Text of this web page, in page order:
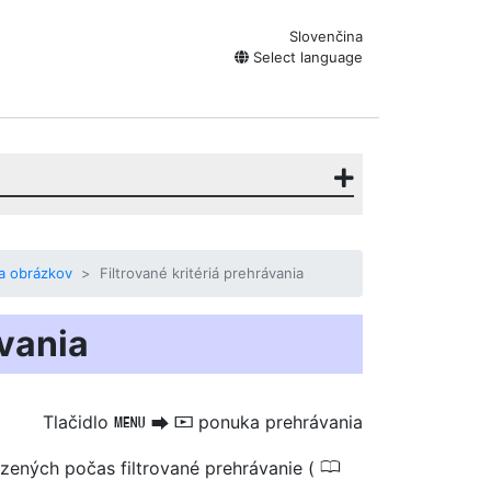
Slovenčina
Select language
obrázkov Filtrované kritériá prehrávania
Tlačidlo G U D ponuka prehrávania
počas filtrované prehrávanie ( 0